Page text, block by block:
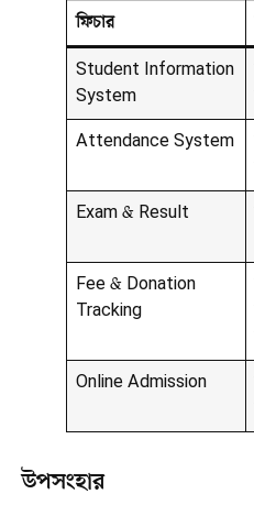
ফিচার
Student Information
System
Attendance System
Exam & Result
Fee & Donation
Tracking
Online Admission
উপসংহার